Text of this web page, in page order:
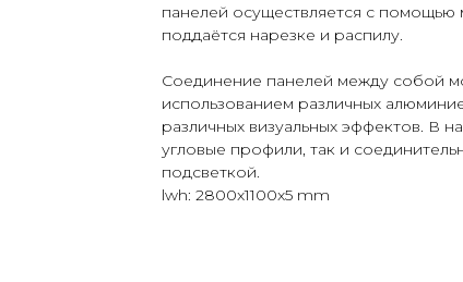
панелей осуществляется с помощью
поддаётся нарезке и распилу.
Соединение панелей между собой
использованием различных
различных визуальных эффектов. В
угловые профили, так и
подсветкой.
lwh: 2800x1100x5 mm